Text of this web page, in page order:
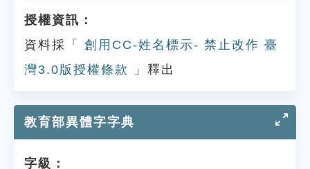
授權資訊：
資料採「
創用CC-姓名標示- 禁止改作 臺
灣3.0版授權條款
」釋出
教育部異體字字典
字級：